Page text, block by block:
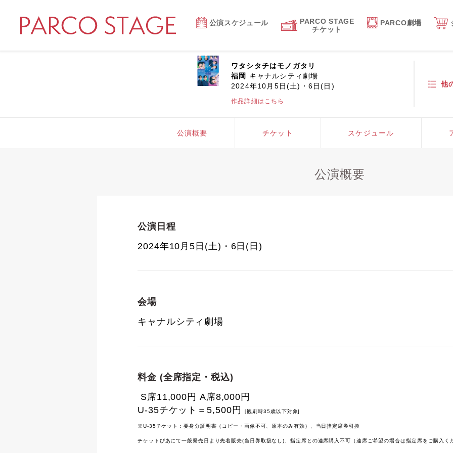
公演スケジュール
PARCO STAGE
チケット
PARCO劇場
ワタシタチはモノガタリ
福岡 キャナルシティ劇場
2024年10月5日(土)・6日(日)
作品詳細はこちら
他
公演概要 チケット スケジュール
公演概要
公演日程
2024年10月5日(土)・6日(日)
会場
キャナルシティ劇場
料金 (全席指定・税込)
S席11,000円 A席8,000円
U-35チケット＝5,500円
［観劇時35歳以下対象]
※U-35チケット：要身分証明書（コピー・画像不可、原本のみ有効）、当日指定席券引換
チケットぴあにて一般発売日より先着販売(当日券取扱なし)、指定席との連席購入不可（連席ご希望の場合は指定席をご購入く